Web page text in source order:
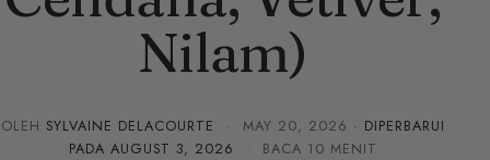
Nilam)
OLEH SYLVAINE DELACOURTE · MAY 20, 2026 · DIPERBARUI
PADAAUGUST 3, 2026 · BACA 10 MENIT